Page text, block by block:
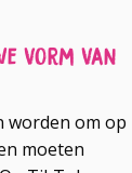
vorm van
worden om op
moeten